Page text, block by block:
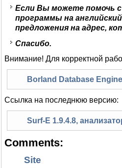
Если Вы можете помочь
программы на
предложения на адрес,
Спасибо.
Внимание! Для корректной
Borland Database
Ссылка на последнюю версию:
Surf-E 1.9.4.8,
Comments:
Site